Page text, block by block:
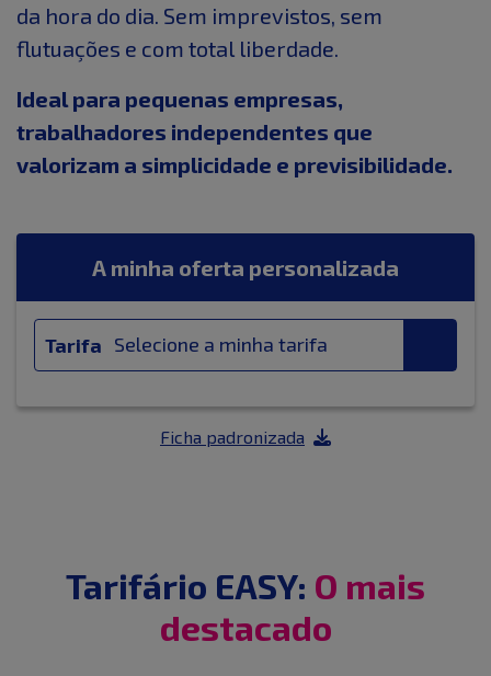
da hora do dia. Sem imprevistos, sem
flutuações e com total liberdade.
Ideal para pequenas empresas,
trabalhadores independentes que
valorizam a simplicidade e previsibilidade.
A minha oferta personalizada
Tarifa
Ficha padronizada
Tarifário EASY: O mais
destacado